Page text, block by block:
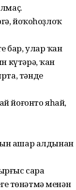
йоҡоһоҙлоҡ
бар, улар ҡан
күтәрә, ҡан
тәнде
йоғонто яһай,
ашар алдынан
сара
төнәтмә менән